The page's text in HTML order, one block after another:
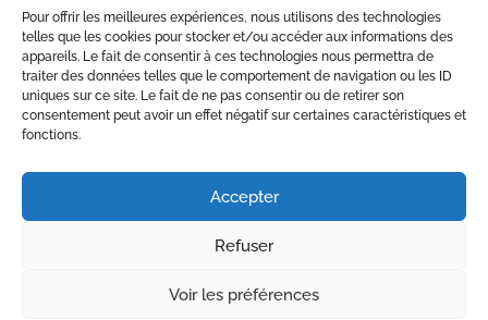
Pour offrir les meilleures expériences, nous utilisons des technologies
telles que les cookies pour stocker et/ou accéder aux informations des
appareils. Le fait de consentir à ces technologies nous permettra de
traiter des données telles que le comportement de navigation ou les ID
uniques sur ce site. Le fait de ne pas consentir ou de retirer son
consentement peut avoir un effet négatif sur certaines caractéristiques et
fonctions.
Accepter
Refuser
Voir les préférences
© Maison de Quartier des Eaux-Vives – Chemin de la
Clairière 3, CP 6230, 1211 Genève 6 –